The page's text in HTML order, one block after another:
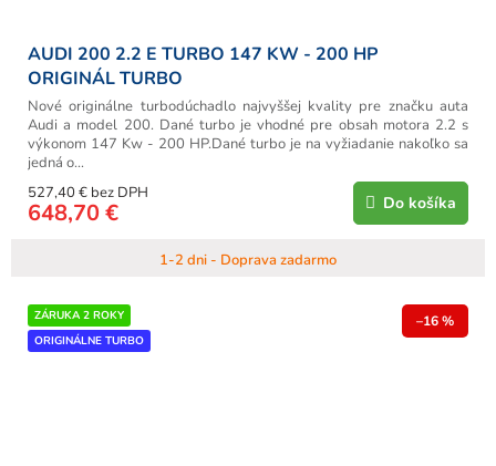
AUDI 200 2.2 E TURBO 147 KW - 200 HP
ORIGINÁL TURBO
1-2 dni - Doprava zadarmo
527,40 € bez DPH
648,70 € Do košíka
Nové originálne turbodúchadlo najvyššej kvality pre značku auta
Audi a model 200. Dané turbo je vhodné pre obsah motora 2.2 s
výkonom 147 Kw - 200 HP.Dané turbo je na vyžiadanie nakoľko sa
jedná o...
ZÁRUKA 2 ROKY
ORIGINÁLNE TURBO
–16 %